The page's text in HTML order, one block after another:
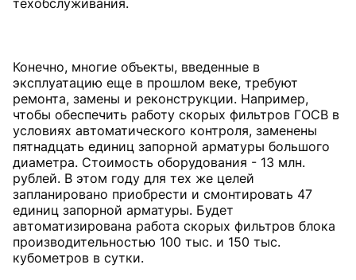
техобслуживания.
Конечно, многие объекты, введенные в
эксплуатацию еще в прошлом веке, требуют
ремонта, замены и реконструкции. Например,
чтобы обеспечить работу скорых фильтров ГОСВ в
условиях автоматического контроля, заменены
пятнадцать единиц запорной арматуры большого
диаметра. Стоимость оборудования - 13 млн.
рублей. В этом году для тех же целей
запланировано приобрести и смонтировать 47
единиц запорной арматуры. Будет
автоматизирована работа скорых фильтров блока
производительностью 100 тыс. и 150 тыс.
кубометров в сутки.